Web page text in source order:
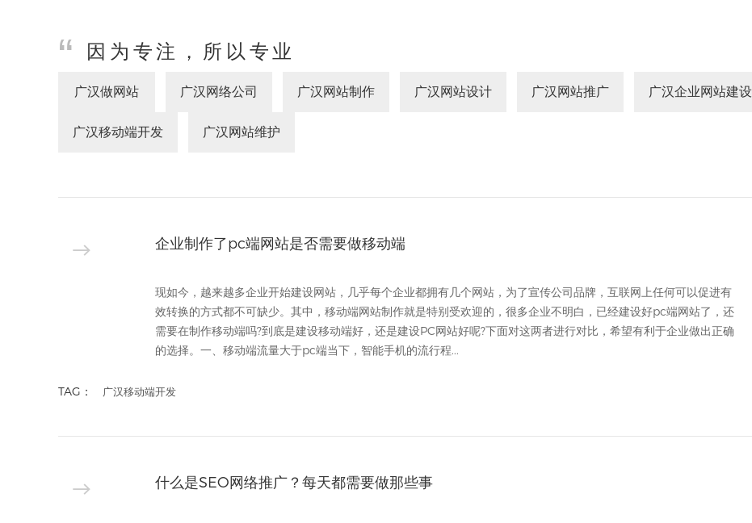
因为专注，所以专业
广汉做网站 广汉网络公司 广汉网站制作 广汉网站设计 广汉网站推广 广汉企业网站建设
广汉移动端开发 广汉网站维护
企业制作了pc端网站是否需要做移动端
现如今，越来越多企业开始建设网站，几乎每个企业都拥有几个网站，为了宣传公司品牌，互联网上任何可以促进有
效转换的方式都不可缺少。其中，移动端网站制作就是特别受欢迎的，很多企业不明白，已经建设好pc端网站了，还
需要在制作移动端吗?到底是建设移动端好，还是建设PC网站好呢?下面对这两者进行对比，希望有利于企业做出正确
的选择。一、移动端流量大于pc端当下，智能手机的流行程...
TAG： 广汉移动端开发
什么是SEO网络推广？每天都需要做那些事